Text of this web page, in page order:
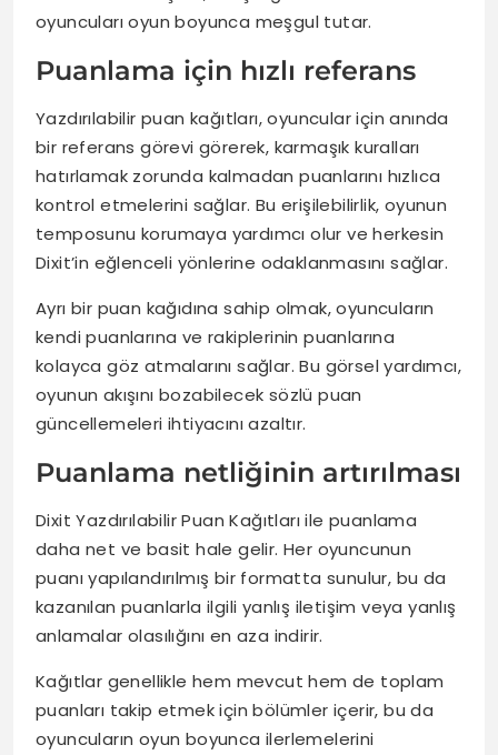
oyuncuları oyun boyunca meşgul tutar.
Puanlama için hızlı referans
Yazdırılabilir puan kağıtları, oyuncular için anında
bir referans görevi görerek, karmaşık kuralları
hatırlamak zorunda kalmadan puanlarını hızlıca
kontrol etmelerini sağlar. Bu erişilebilirlik, oyunun
temposunu korumaya yardımcı olur ve herkesin
Dixit’in eğlenceli yönlerine odaklanmasını sağlar.
Ayrı bir puan kağıdına sahip olmak, oyuncuların
kendi puanlarına ve rakiplerinin puanlarına
kolayca göz atmalarını sağlar. Bu görsel yardımcı,
oyunun akışını bozabilecek sözlü puan
güncellemeleri ihtiyacını azaltır.
Puanlama netliğinin artırılması
Dixit Yazdırılabilir Puan Kağıtları ile puanlama
daha net ve basit hale gelir. Her oyuncunun
puanı yapılandırılmış bir formatta sunulur, bu da
kazanılan puanlarla ilgili yanlış iletişim veya yanlış
anlamalar olasılığını en aza indirir.
Kağıtlar genellikle hem mevcut hem de toplam
puanları takip etmek için bölümler içerir, bu da
oyuncuların oyun boyunca ilerlemelerini